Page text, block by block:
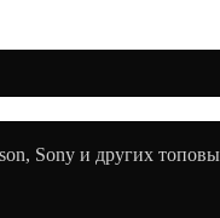
Sony и других